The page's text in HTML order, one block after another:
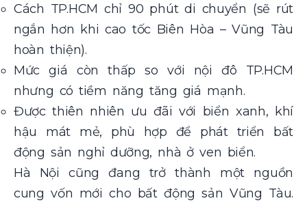
Cách TP.HCM chỉ 90 phút di chuyển (sẽ rút
ngắn hơn khi cao tốc Biên Hòa – Vũng Tàu
hoàn thiện).
Mức giá còn thấp so với nội đô TP.HCM
nhưng có tiềm năng tăng giá mạnh.
Được thiên nhiên ưu đãi với biển xanh, khí
hậu mát mẻ, phù hợp để phát triển bất
động sản nghỉ dưỡng, nhà ở ven biển.
Hà Nội cũng đang trở thành một nguồn
cung vốn mới cho bất động sản Vũng Tàu.